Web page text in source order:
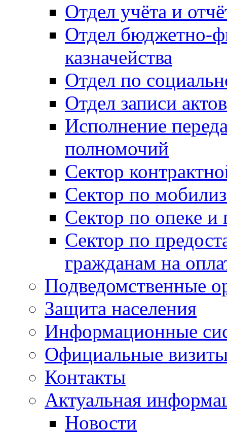
Отдел учёта и
Отдел бюджетно-
казначейства
Отдел по
Отдел записи
Исполнение
полномочий
Сектор
Сектор по
Сектор по опеке и
Сектор по
гражданам на
Подведомственные
Защита населения
Информационные
Официальные
Контакты
Актуальная
Новости